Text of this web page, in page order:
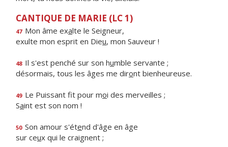
CANTIQUE DE MARIE (LC 1)
47 Mon âme exalte le Seigneur,
exulte mon esprit en Dieu, mon Sauveur !
48 Il s'est penché sur son humble servante ;
désormais, tous les âges me diront bienheureuse.
49 Le Puissant fit pour moi des merveilles ;
Saint est son nom !
50 Son amour s'étend d'âge en âge
sur ceux qui le craignent ;